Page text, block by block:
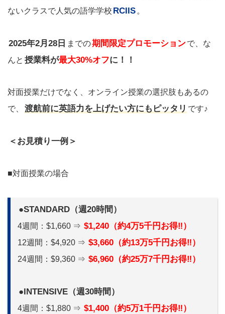
ないクラスで人気の語学学校 RCIIS。
2025年2月28日 までの期間限定プロモーションで、な
んと 授業料が最大30%オフに！！
対面授業だけでなく、オンライン授業の選択肢もあるの
で、
渡航前に英語力を上げたい方にもピッタリ です♪
＜お見積り一例＞
■対面授業の場合
●STANDARD（週20時間）
4週間：$1,660 ⇒ $1,240（約4万5千円お得‼）
12週間：$4,920 ⇒ $3,660（約13万5千円お得‼）
24週間：$9,360 ⇒ $6,960（約25万7千円お得‼）
●INTENSIVE（週30時間）
4週間：$1,880 ⇒ $1,400（約5万1千円お得‼）